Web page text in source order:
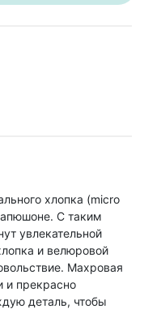
хлопка (micro
С таким
увлекательной
и велюровой
Махровая
и прекрасно
деталь, чтобы